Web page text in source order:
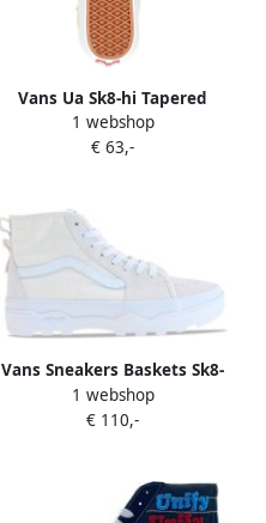
Vans Ua Sk8-hi Tapered
Color Theory Skate
Schoenen color theory
38.5 39 40
1 webshop
€ 63,-
Vans Sneakers Baskets Sk8-
Hi Sentry WC toile
1 webshop
€ 110,-